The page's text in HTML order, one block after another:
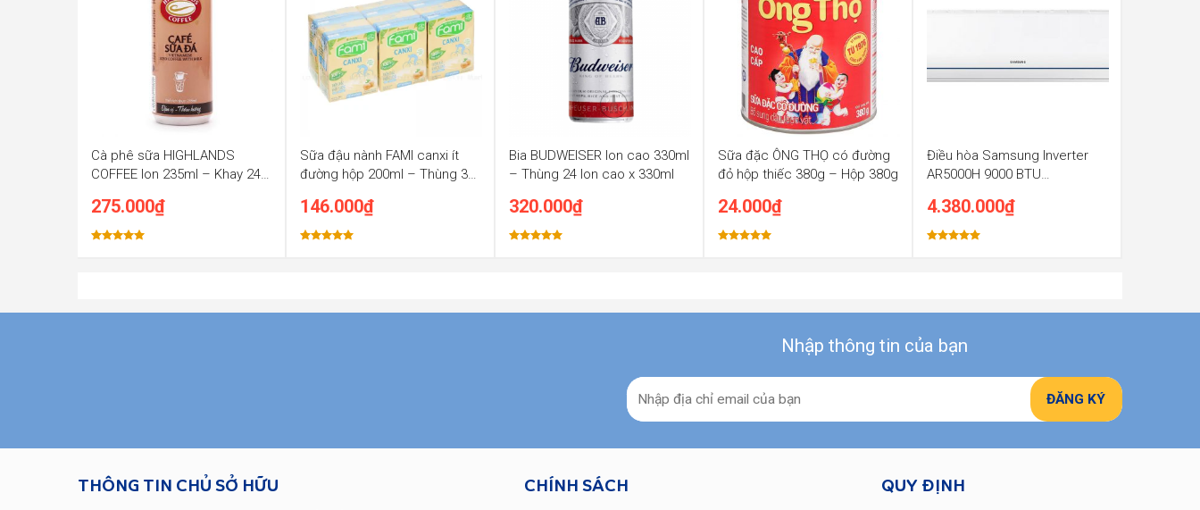
Cà phê sữa HIGHLANDS
COFFEE lon 235ml – Khay 24
275.000₫
Sữa đậu nành FAMI canxi ít
đường hộp 200ml – Thùng 36
146.000₫
Bia BUDWEISER lon cao 330ml
– Thùng 24 lon cao x 330ml
320.000₫
Sữa đặc ÔNG THỌ có đường
đỏ hộp thiếc 380g – Hộp 380g
24.000₫
Điều hòa Samsung Inverter
AR5000H 9000 BTU
4.380.000₫
Nhập thông tin của bạn
THÔNG TIN CHỦ SỞ HỮU CHÍNH SÁCH QUY ĐỊNH